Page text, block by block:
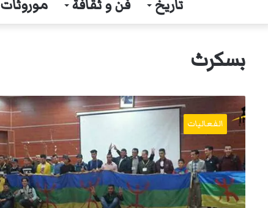
تاريخ فن و ثقافة موروثات
بسكرث
نادي
تويزا
ببسكرة
ذكرى
الربيع
الأمازيغي
الفعاليات